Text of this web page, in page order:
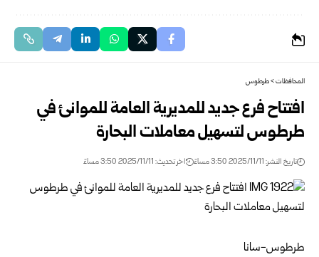
المحافظات>طرطوس
افتتاح فرع جديد للمديرية العامة للموانئ في
طرطوس لتسهيل معاملات البحارة
تاريخ النشر: 2025/11/11 3:50 مساءً اخر تحديث: 2025/11/11 3:50 مساءً
طرطوس-سانا